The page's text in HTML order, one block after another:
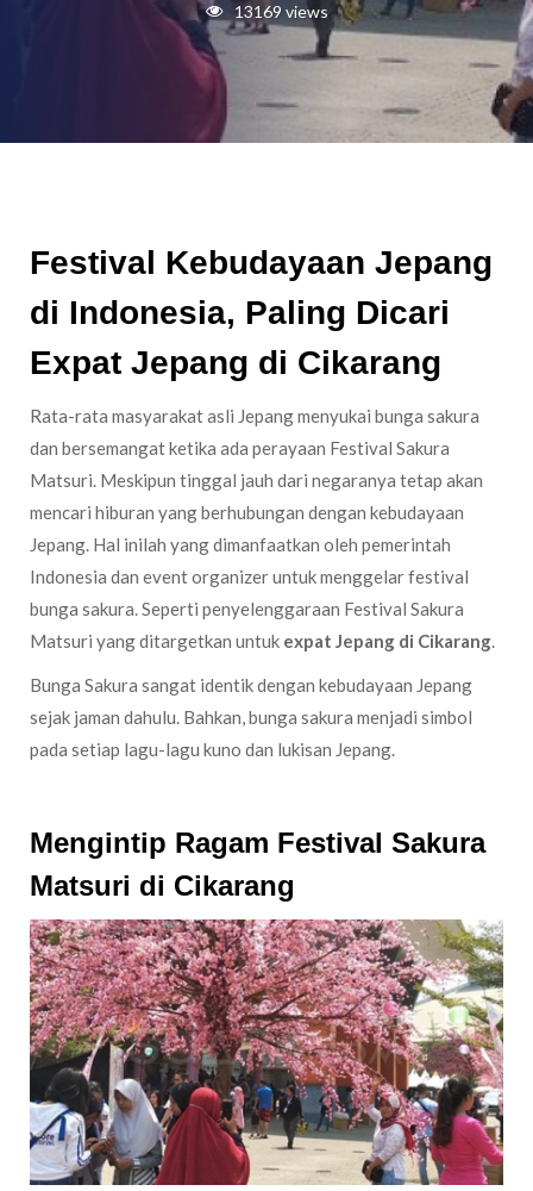
13169 views
Festival Kebudayaan Jepang
di Indonesia, Paling Dicari
Expat Jepang di Cikarang
Rata-rata masyarakat asli Jepang menyukai bunga sakura
dan bersemangat ketika ada perayaan Festival Sakura
Matsuri. Meskipun tinggal jauh dari negaranya tetap akan
mencari hiburan yang berhubungan dengan kebudayaan
Jepang. Hal inilah yang dimanfaatkan oleh pemerintah
Indonesia dan event organizer untuk menggelar festival
bunga sakura. Seperti penyelenggaraan Festival Sakura
Matsuri yang ditargetkan untuk expat Jepang di Cikarang.
Bunga Sakura sangat identik dengan kebudayaan Jepang
sejak jaman dahulu. Bahkan, bunga sakura menjadi simbol
pada setiap lagu-lagu kuno dan lukisan Jepang.
Mengintip Ragam Festival Sakura
Matsuri di Cikarang